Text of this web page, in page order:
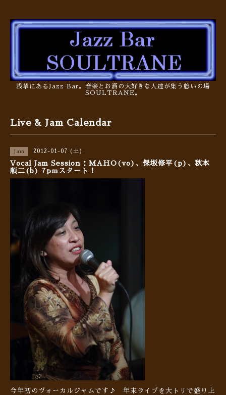
浅草にあるJazz Bar。音楽とお酒の大好きな人達が集う憩いの場
SOULTRANE。
Live & Jam Calendar
Jam 2012-01-07 (土)
Vocal Jam Session：MAHO(vo)、保坂修平(p)、秋本
順二(b) 7pmスタート！
今年初のヴォーカルジャムです♪ 年末ライブを大トリで盛り上